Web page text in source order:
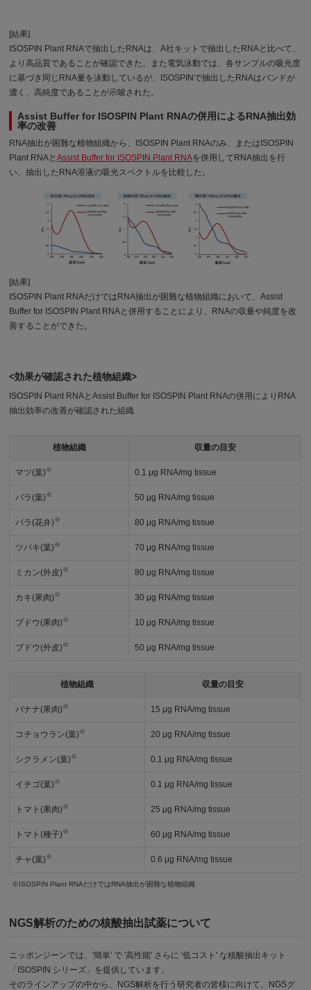
[結果]
ISOSPIN Plant RNAで抽出したRNAは、A社キットで抽出したRNAと比べて、
より高品質であることが確認できた。また電気泳動では、各サンプルの吸光度
に基づき同じRNA量を泳動しているが、ISOSPINで抽出したRNAはバンドが
濃く、高純度であることが示唆された。
Assist Buffer for ISOSPIN Plant RNAの併用によるRNA抽出効
率の改善
RNA抽出が困難な植物組織から、ISOSPIN Plant RNAのみ、またはISOSPIN
Plant RNAとAssist Buffer for ISOSPIN Plant RNAを併用してRNA抽出を行
い、抽出したRNA溶液の吸光スペクトルを比較した。
[結果]
ISOSPIN Plant RNAだけではRNA抽出が困難な植物組織において、Assist
Buffer for ISOSPIN Plant RNAと併用することにより、RNAの収量や純度を改
善することができた。
<効果が確認された植物組織>
ISOSPIN Plant RNAとAssist Buffer for ISOSPIN Plant RNAの併用によりRNA
抽出効率の改善が確認された組織
植物組織 収量の目安
マツ(葉)※ 0.1 μg RNA/mg tissue
バラ(葉)※ 50 μg RNA/mg tissue
バラ(花弁)※ 80 μg RNA/mg tissue
ツバキ(葉)※ 70 μg RNA/mg tissue
ミカン(外皮)※ 80 μg RNA/mg tissue
カキ(果肉)※ 30 μg RNA/mg tissue
ブドウ(果肉)※ 10 μg RNA/mg tissue
ブドウ(外皮)※ 50 μg RNA/mg tissue
植物組織 収量の目安
バナナ(果肉)※ 15 μg RNA/mg tissue
コチョウラン(葉)※ 20 μg RNA/mg tissue
シクラメン(葉)※ 0.1 μg RNA/mg tissue
イチゴ(葉)※ 0.1 μg RNA/mg tissue
トマト(果肉)※ 25 μg RNA/mg tissue
トマト(種子)※ 60 μg RNA/mg tissue
チャ(葉)※ 0.6 μg RNA/mg tissue
※ISOSPIN Plant RNAだけではRNA抽出が困難な植物組織
NGS解析のための核酸抽出試薬について
ニッポンジーンでは、'簡単' で '高性能' さらに '低コスト' な核酸抽出キット
「ISOSPIN シリーズ」を提供しています。
そのラインアップの中から、NGS解析を行う研究者の皆様に向けて、NGSグ